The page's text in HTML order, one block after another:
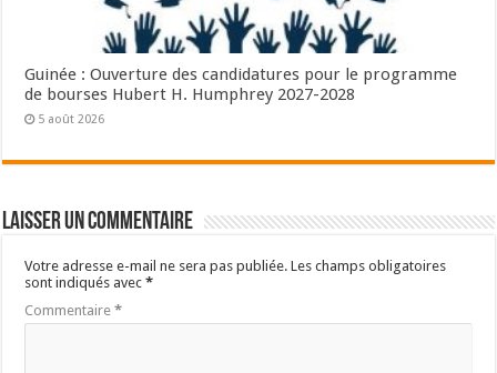
Guinée : Ouverture des candidatures pour le programme
de bourses Hubert H. Humphrey 2027-2028
5 août 2026
Laisser un commentaire
Votre adresse e-mail ne sera pas publiée. Les champs obligatoires
sont indiqués avec*
Commentaire*